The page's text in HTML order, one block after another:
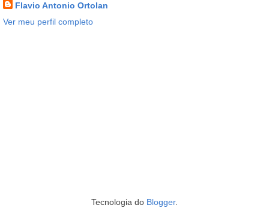
Flavio Antonio Ortolan
Ver meu perfil completo
Tecnologia do Blogger.